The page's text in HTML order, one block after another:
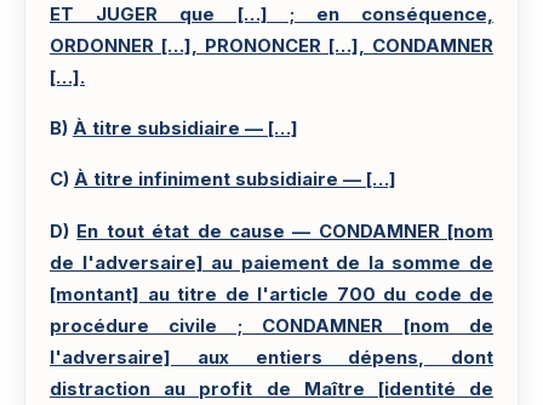
ET JUGER que […] ; en conséquence,
ORDONNER […], PRONONCER […], CONDAMNER
[…].
B) À titre subsidiaire — […]
C) À titre infiniment subsidiaire — […]
D) En tout état de cause — CONDAMNER [nom
de l'adversaire] au paiement de la somme de
[montant] au titre de l'article 700 du code de
procédure civile ; CONDAMNER [nom de
l'adversaire] aux entiers dépens, dont
distraction au profit de Maître [identité de